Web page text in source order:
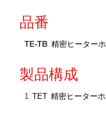
品番
TE-TB 精密ヒーター
製品構成
1 TET 精密ヒーター